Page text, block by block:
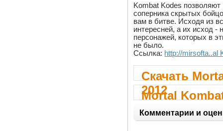
Kombat Kodes позволяют
соперника скрытых
вам в битве. Исходя из
интересней, а их исход -
персонажей, которых в
не было.
Ссылка: http://mirsofta..al
Скачать
2012
Mortal
Комментарии и